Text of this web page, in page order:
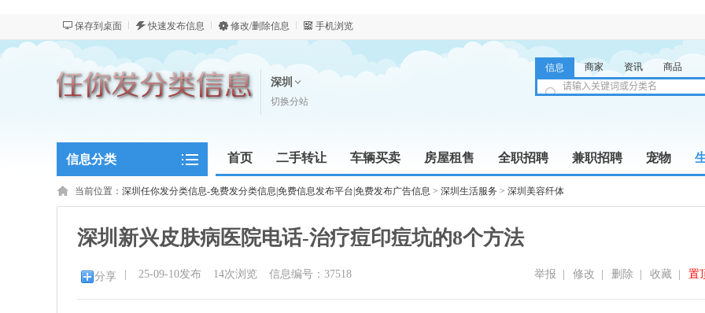
保存到桌面 快速发布信息 修改/删除信息 手机浏览
深圳
切换分站
信息 商家 资讯 商品
信息分类 首页 二手转让 车辆买卖 房屋租售 全职招聘 兼职招聘 宠物
新闻资讯
当前位置： 深圳任你发分类信息-免费发分类信息|免费信息发布平台|免费发布广告信息 > 深圳生活服务 > 深圳美容纤体
深圳新兴皮肤病医院电话-治疗痘印痘坑的8个方法
分享 25-09-10发布 14次浏览 信息编号：37518 置
收藏
删除
修改
举报